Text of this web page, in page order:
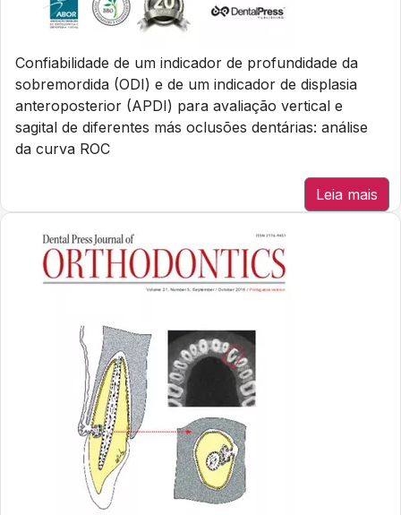
Confiabilidade de um indicador de profundidade da
sobremordida (ODI) e de um indicador de displasia
anteroposterior (APDI) para avaliação vertical e
sagital de diferentes más oclusões dentárias: análise
da curva ROC
Leia mais